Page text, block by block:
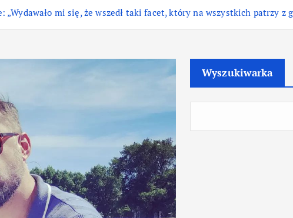
mi się, że wszedł taki facet, który na wszystkich patrzy z
Wyszukiwarka